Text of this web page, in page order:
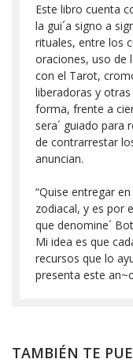
Este libro cuenta
la gui´a signo a
rituales, entre los
oraciones, uso de
con el Tarot,
liberadoras y
forma, frente a
sera´ guiado para
de contrarrestar
anuncian.
“Quise entregar
zodiacal, y es por
que denomine´
Mi idea es que
recursos que lo
presenta este
TAMBIÉN TE